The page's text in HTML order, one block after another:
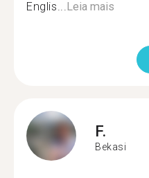
Englis...Leia mais
F.
Bekasi